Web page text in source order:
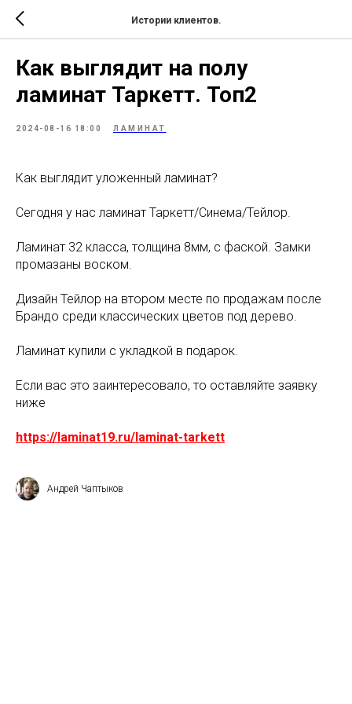
Истории клиентов.
Как выглядит на полу
ламинат Таркетт. Топ2
2024-08-16 18:00 ЛАМИНАТ
Как выглядит уложенный ламинат?
Сегодня у нас ламинат Таркетт/Синема/Тейлор.
Ламинат 32 класса, толщина 8мм, с фаской. Замки
промазаны воском.
Дизайн Тейлор на втором месте по продажам после
Брандо среди классических цветов под дерево.
Ламинат купили с укладкой в подарок.
Если вас это заинтересовало, то оставляйте заявку
ниже
https://laminat19.ru/laminat-tarkett
Андрей Чаптыков